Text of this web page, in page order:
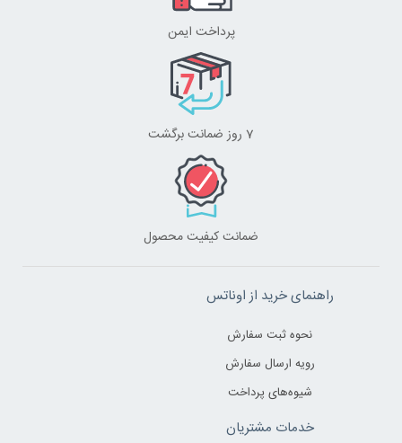
پرداخت ایمن
7 روز ضمانت برگشت
ضمانت کیفیت محصول
راهنمای خرید از اوناتس
نحوه ثبت سفارش
رویه ارسال سفارش
شیوه‌های پرداخت
خدمات مشتریان